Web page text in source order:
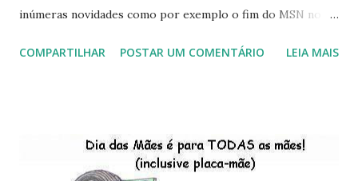
inúmeras novidades como por exemplo o fim do MSN no
do Kaiana que será lançada em 2013, distro nacional , a
do LibreOffice , o IX Latinoware, a Microsoft boicotando o
Linux (como sempre), o lançamento do Windows 8 e a sua
COMPARTILHAR POSTAR UM COMENTÁRIO LEIA MAIS